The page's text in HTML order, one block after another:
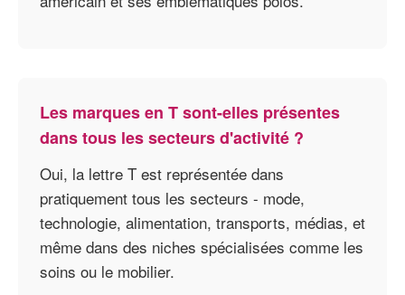
Les marques en T sont-elles présentes
dans tous les secteurs d'activité ?
Oui, la lettre T est représentée dans
pratiquement tous les secteurs - mode,
technologie, alimentation, transports, médias, et
même dans des niches spécialisées comme les
soins ou le mobilier.